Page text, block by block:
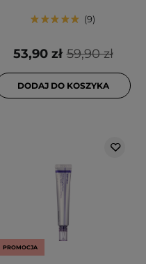
9
59,90 zł
53,90 zł
DODAJ DO KOSZYKA
PROMOCJA